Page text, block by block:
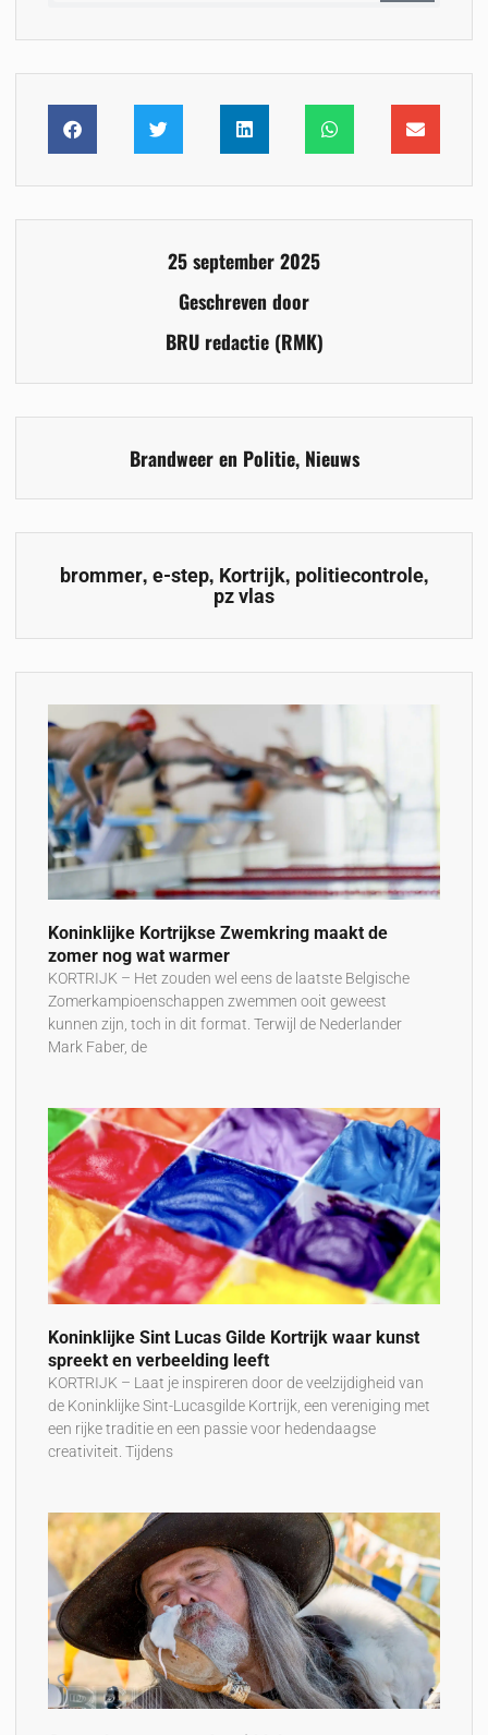
25 september 2025
Geschreven door
BRU redactie (RMK)
Brandweer en Politie, Nieuws
brommer, e-step, Kortrijk, politiecontrole,
pz vlas
Koninklijke Kortrijkse Zwemkring maakt de
zomer nog wat warmer
KORTRIJK – Het zouden wel eens de laatste Belgische
Zomerkampioenschappen zwemmen ooit geweest
kunnen zijn, toch in dit format. Terwijl de Nederlander
Mark Faber, de
Koninklijke Sint Lucas Gilde Kortrijk waar kunst
spreekt en verbeelding leeft
KORTRIJK – Laat je inspireren door de veelzijdigheid van
de Koninklijke Sint-Lucasgilde Kortrijk, een vereniging met
een rijke traditie en een passie voor hedendaagse
creativiteit. Tijdens